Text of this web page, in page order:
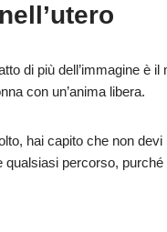
di più dell’immagine è il
con un’anima libera.
hai capito che non
qualsiasi percorso,